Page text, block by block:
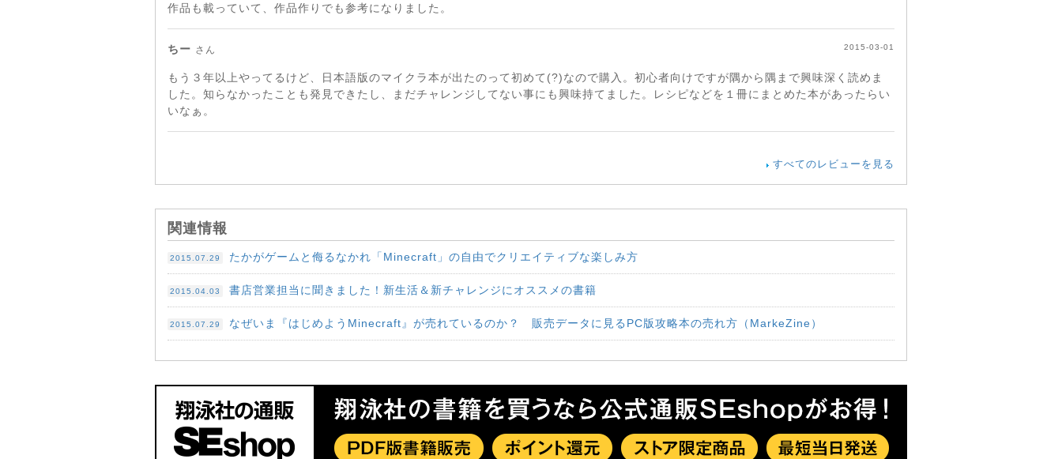
作品も載っていて、作品作りでも参考になりました。
ちー さん 2015-03-01
もう３年以上やってるけど、日本語版のマイクラ本が出たのって初めて(?)なので購入。初心者向けですが隅から隅まで興味深く読めま
した。知らなかったことも発見できたし、まだチャレンジしてない事にも興味持てました。レシピなどを１冊にまとめた本があったらい
いなぁ。
すべてのレビューを見る
関連情報
2015.07.29 たかがゲームと侮るなかれ「Minecraft」の自由でクリエイティブな楽しみ方
2015.04.03 書店営業担当に聞きました！新生活＆新チャレンジにオススメの書籍
2015.07.29 なぜいま『はじめようMinecraft』が売れているのか？ 販売データに見るPC版攻略本の売れ方（MarkeZine）